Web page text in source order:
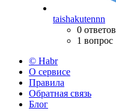
taishakutennn
0 ответов
1 вопрос
© Habr
О сервисе
Правила
Обратная связь
Блог